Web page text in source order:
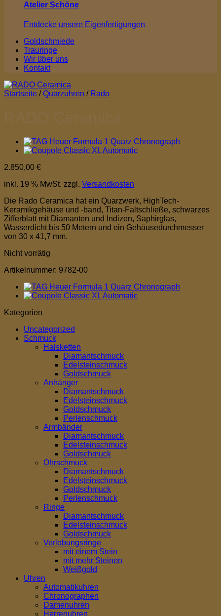
Atelier Schöne
Entdecke unsere Eigenfertigungen
Goldschmiede
Trauringe
Wir über uns
Kontakt
Startseite / Quarzuhren / Rado
2.850,00 €
inkl. 19 % MwSt. zzgl. Versandkosten
Die Rado Ceramica hat ein Quarzwerk, HighTech-
Keramikgehäuse und -band, Titan-Faltschließe, schwarzes
Zifferblatt mit Diamanten und Indizen, Saphirglas,
Wasserdicht bis 50 Metern und ein Gehäusedurchmesser
von 30 x 41,7 mm.
Nicht vorrätig
Artikelnummer: 9782-00
Kategorien
Uncategorized
Schmuck
Halsketten
Diamantschmuck
Edelsteinschmuck
Goldschmuck
Anhänger
Diamantschmuck
Edelsteinschmuck
Goldschmuck
Perlenschmuck
Armbänder
Diamantschmuck
Edelsteinschmuck
Goldschmuck
Ohrschmuck
Diamantschmuck
Edelsteinschmuck
Goldschmuck
Perlenschmuck
Ringe
Diamantschmuck
Edelsteinschmuck
Goldschmuck
Verlobungsringe
mit einem Stein
mit mehr Steinen
Weißgold
Uhren
Automatikuhren
Chronographen
Damenuhren
Herrenuhren